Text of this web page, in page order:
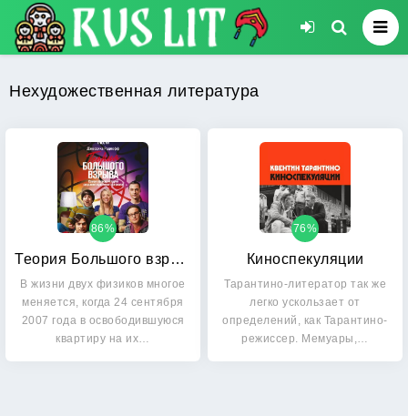
Нехудожественная литература
Теория Большого взрыва. Самая полная история создания культового сериала
86%
В жизни двух физиков многое
меняется, когда 24 сентября
2007 года в освободившуюся
квартиру на их…
Киноспекуляции
76%
Тарантино-литератор так же
легко ускользает от
определений, как Тарантино-
режиссер. Мемуары,…